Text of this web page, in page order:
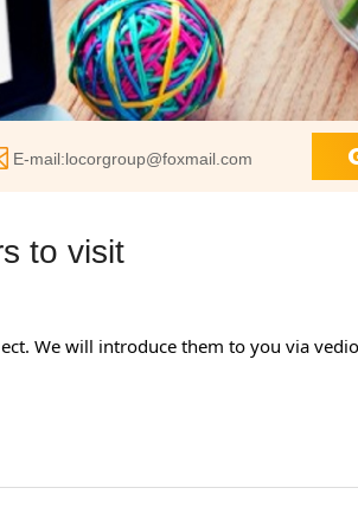
E-mail:locorgroup@foxmail.com
to visit
We will introduce them to you via